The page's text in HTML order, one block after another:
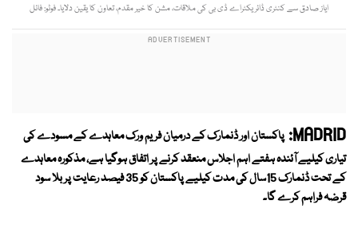
ایاز صادق سے کنٹری ڈائریکٹراے ڈی بی کی ملاقات، مشن کا خیر مقدم، تعاون کا یقین دلایا۔ فوٹو: فائل
MADRID: پاکستان اور ڈنمارک کے درمیان فریم ورک معاہدے کے مسودے کی
تیاری کیلیے آئندہ ہفتے اہم اجلاس منعقد کرنے پر اتفاق ہوگیا ہے، مذکورہ معاہدے
کے تحت ڈنمارک 15سال کی مدت کیلیے پاکستان کو 35 فیصد رعایت پر بلا سود
قرضہ فراہم کرے گا۔